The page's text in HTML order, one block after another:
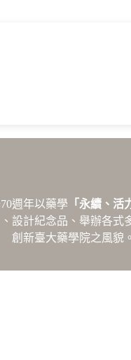
週年以藥學 「永續、活
設計紀念品、舉辦各
創新臺大藥學院之風貌